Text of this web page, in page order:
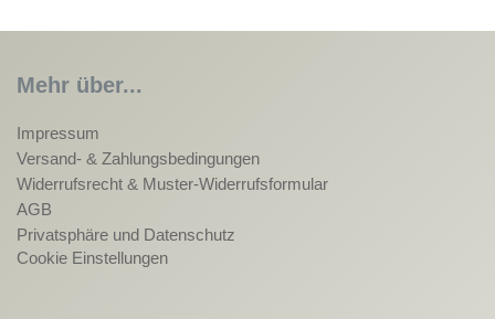
Mehr über...
Impressum
Versand- & Zahlungsbedingungen
Widerrufsrecht & Muster-Widerrufsformular
AGB
Privatsphäre und Datenschutz
Cookie Einstellungen